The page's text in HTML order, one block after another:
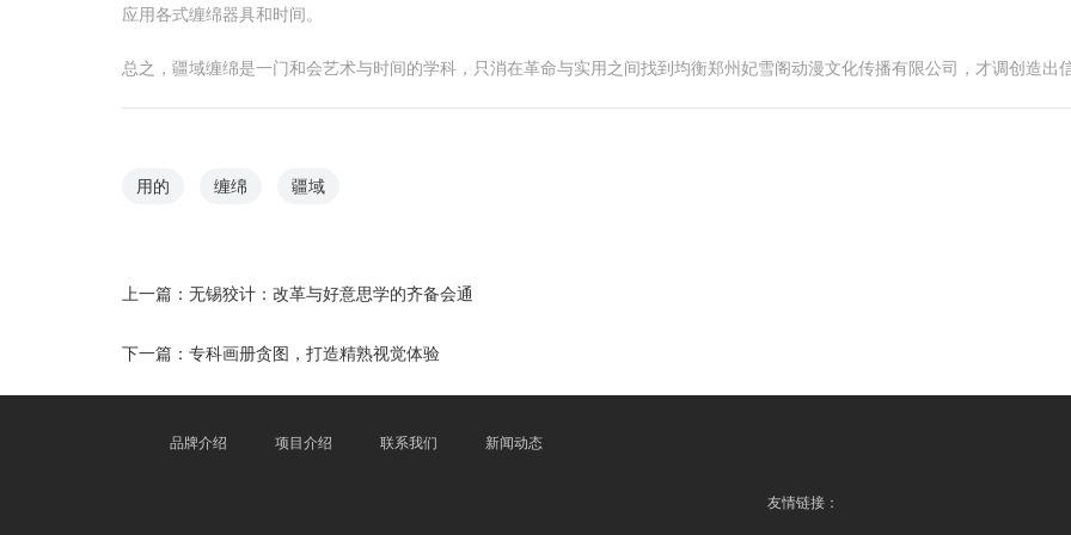
应用各式缠绵器具和时间。
总之，疆域缠绵是一门和会艺术与时间的学科，只消在革命与实用之间找到均衡郑州妃雪阁动漫文化传播有限公司，才调创造出
用的 缠绵 疆域
上一篇： 无锡狡计：改革与好意思学的齐备会通
下一篇： 专科画册贪图，打造精熟视觉体验
品牌介绍 项目介绍 联系我们 新闻动态
友情链接：